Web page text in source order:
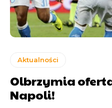
Aktualności
Olbrzymia
Napoli!